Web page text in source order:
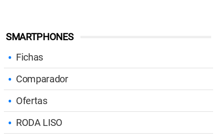
SMARTPHONES
Fichas
Comparador
Ofertas
RODA LISO